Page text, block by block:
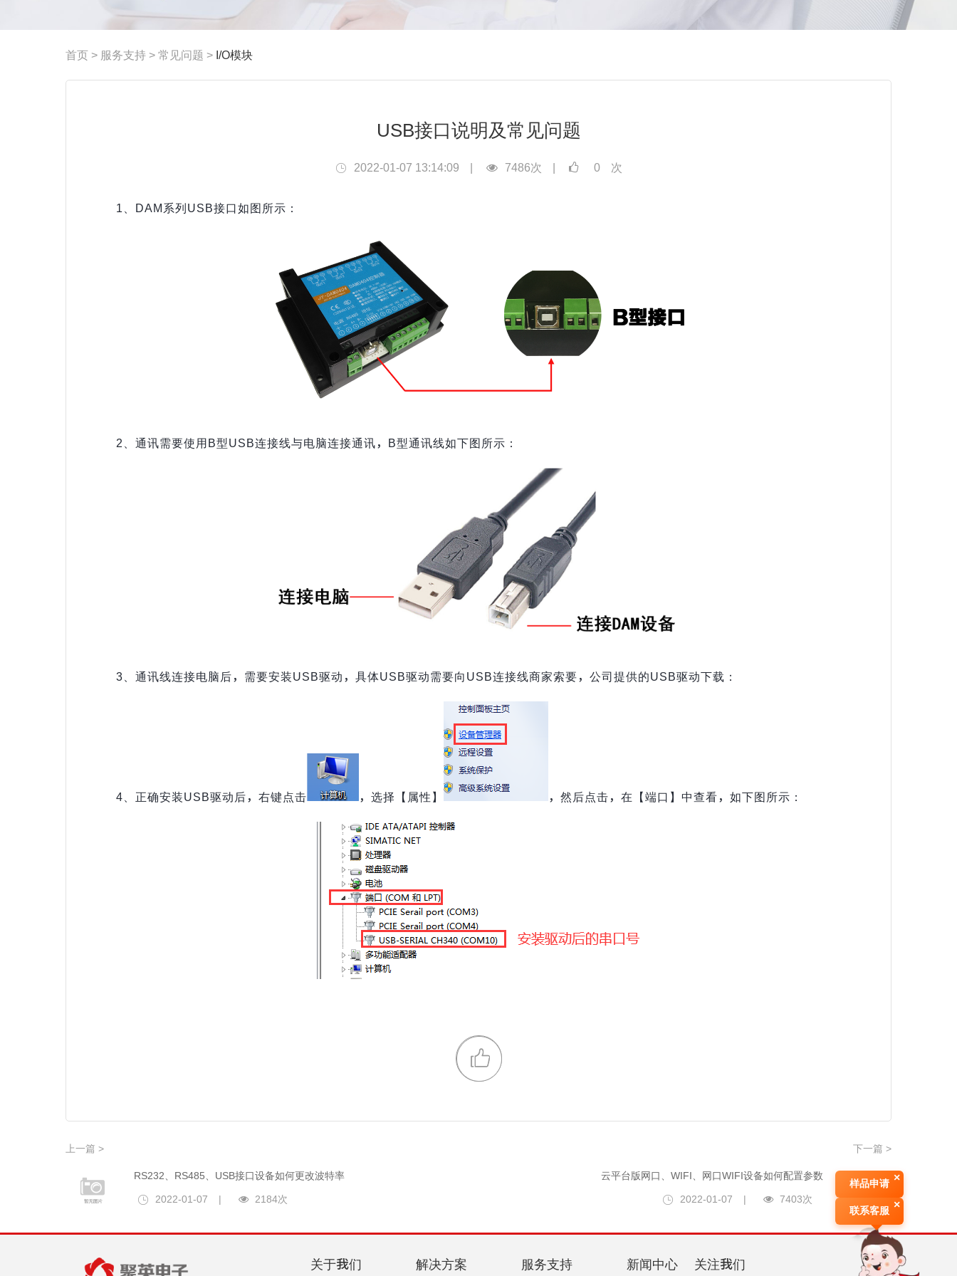
首页 > 服务支持 > 常见问题 > I/O模块
USB接口说明及常见问题
2022-01-07 13:14:09 7486次 0 次
1、DAM系列USB接口如图所示：
2、通讯需要使用B型USB连接线与电脑连接通讯，B型通讯线如下图所示：
3、通讯线连接电脑后，需要安装USB驱动，具体USB驱动需要向USB连接线商家索要，公司提供的USB驱动下载：
4、正确安装USB驱动后，右键点击 ，选择【属性】 ，然后点击，在【端口】中查看，如下图所示：
上一篇 >
RS232、RS485、USB接口设备如何更改波特率
2022-01-07 2184次
下一篇 >
云平台版网口、WIFI、网口WIFI设备如何配置参数
2022-01-07 7403次
关注我们
关于我们 解决方案 服务支持 新闻中心
样品申请
×
联系客服
×